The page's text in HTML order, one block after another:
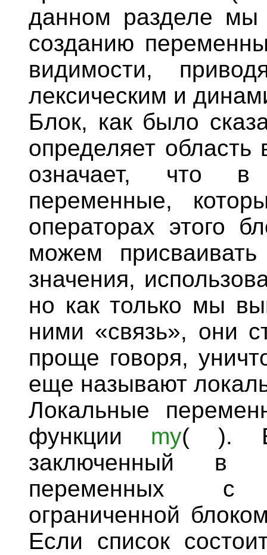
данном разделе мы
созданию
видимости,
лексическим и
Блок, как было
определяет
означает, что
переменные,
операторах этого
можем
значения,
но как только мы
ними «связь», они
проще говоря,
еще называют
Локальные
функции my( ).
заключенный в
переменных с
ограниченной
Если список